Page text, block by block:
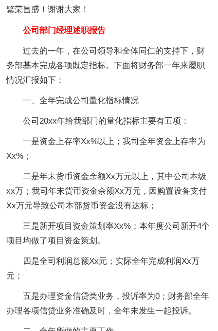
繁荣昌盛！谢谢大家！
公司部门经理述职报告
过去的一年，在公司领导和全体同仁的支持下，财
务部基本完成各项既定指标。下面将财务部一年来履职
情况汇报如下：
一、全年完成公司量化指标情况
公司20xx年给我部门的量化指标主要有五项：
一是资金上存率Xx%以上；我司全年资金上存率为
Xx%；
二是年末货币资金余额Xx万元以上，其中公司本级
xx万；我司年末货币资金余额Xx万元，因购置设备支付
Xx万元导致公司本部货币资金没有达标；
三是新开项目资金策划率Xx%；本年度公司新开4个
项目均做了项目资金策划。
四是全司利润总额Xx元；实际全年完成利润Xx万
元；
五是办理资金信贷类业务，投诉率为0；财务部全年
办理各项信贷业务准确及时，全年未发生一起投诉。